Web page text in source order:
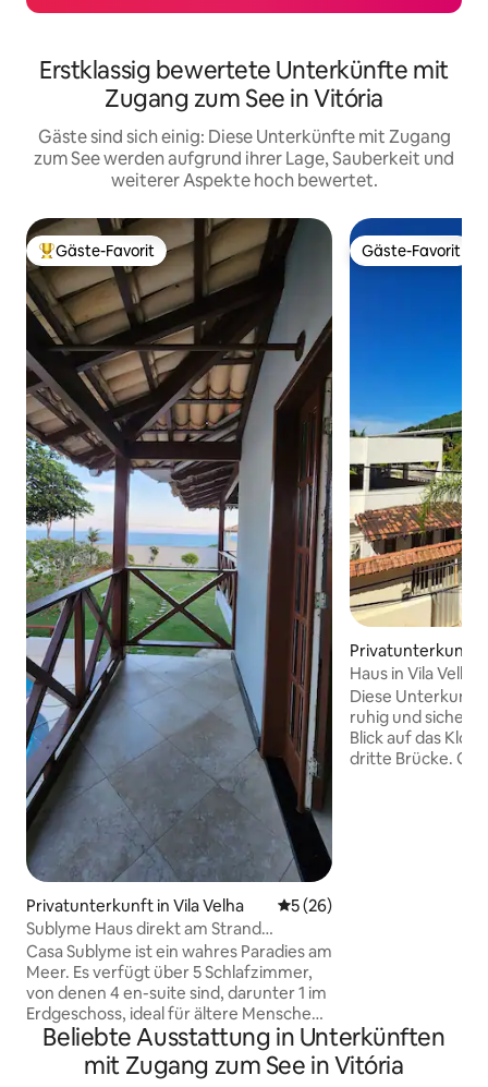
Erstklassig bewertete Unterkünfte mit
Zugang zum See in Vitória
Gäste sind sich einig: Diese Unterkünfte mit Zugang
zum See werden aufgrund ihrer Lage, Sauberkeit und
weiterer Aspekte hoch bewertet.
Beliebter Gäste-Favorit.
Gäste-Favorit
Privatunterkunft in Vila Velha Durchschnittliche
5 (26)
Sublyme Haus direkt am Strand
Interlagos 2
Casa Sublyme ist ein wahres Paradies am
Meer. Es verfügt über 5 Schlafzimmer,
von denen 4 en-suite sind, darunter 1 im
Erdgeschoss, ideal für ältere Menschen
oder Menschen mit besonderen
Bedürfnissen. Sie verfügt über 2 große
Zimmer, eine voll ausgestattete
Gäste-Favorit
Gäste-Favorit
Privatunterkunft
Haus in Vila
Diese Unterkunft
ruhig und sicher.
Blick auf das
dritte Brücke.
Fernseher ist
WLAN.
Beliebte Ausstattung in Unterkünften
mit Zugang zum See in Vitória